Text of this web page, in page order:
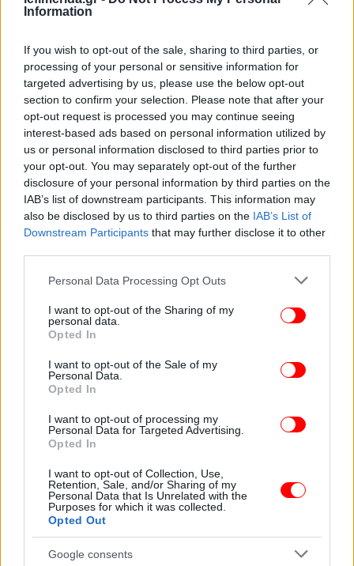
Information
If you wish to opt-out of the sale, sharing to third parties, or
processing of your personal or sensitive information for
targeted advertising by us, please use the below opt-out
section to confirm your selection. Please note that after your
opt-out request is processed you may continue seeing
interest-based ads based on personal information utilized by
us or personal information disclosed to third parties prior to
your opt-out. You may separately opt-out of the further
disclosure of your personal information by third parties on the
IAB’s list of downstream participants. This information may
also be disclosed by us to third parties on the IAB’s List of
Downstream Participants that may further disclose it to other
Please note that this website/app uses one or more Google
not limited to your visit or usage behaviour. You may click to
grant or deny consent to Google and its third-party tags to
use your data for below specified purposes in below Google
consent section.
Personal Data Processing Opt Outs
I want to opt-out of the Sharing of my
personal data.
Opted In
I want to opt-out of the Sale of my
Personal Data.
Opted In
I want to opt-out of processing my
Personal Data for Targeted Advertising.
Opted In
I want to opt-out of Collection, Use,
Retention, Sale, and/or Sharing of my
Personal Data that Is Unrelated with the
Purposes for which it was collected.
Opted Out
Google consents
Ο πολιτικός που έκανε σημαία την Ασφάλεια για να
παραδώσει τη χώρα στη Greek Mafia και έπαιξε με
το θυμικό του λαού στο μεταναστευτικό για να
καταλήξει ότι τώρα τους χρειάζεται ως εργατικά
χέρια.
Ο Κυριάκος Μητσοτάκης, που έγινε ο βασιλιάς του
νεολαϊκισμού στήνοντας στη χώρα ένα πρωτοφανές
σύστημα προπαγάνδας, δίνει οδηγίες για το πώς
Θα νικήσουμε μαζί λοιπόν τον προηγμένου τύπου
λαϊκισμό του, δίνοντας λύσεις στα προβλήματα,
και κόπος κι αν χρειαστεί. Γιατί η ήττα του
νεολαϊκισμού του Κυριάκου Μητσοτάκη περνά μέσα
πολίτης θα έχει τις ευκαιρίες να ζήσει καλύτερα».